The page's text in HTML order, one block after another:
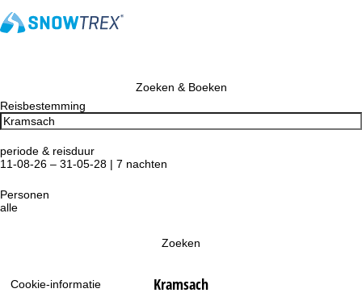
Cookie-informatie
Zoeken & Boeken
Reisbestemming
periode & reisduur
11-08-26 – 31-05-28 | 7 nachten
Personen
alle
Zoeken
Kramsach